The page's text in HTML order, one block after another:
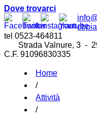
Dove trovarci
tel 0523-464811
Strada Valnure, 3 -
C.F. 91096830335
Home
/
Attività
/